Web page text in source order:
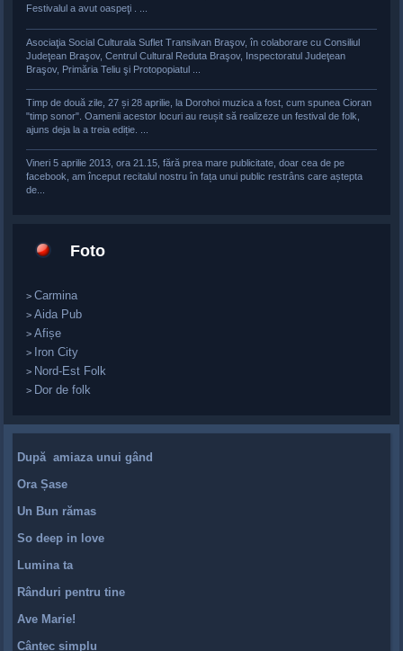
Festivalul a avut oaspeţi . ...
Asociaţia Social Culturala Suflet Transilvan Braşov, în colaborare cu Consiliul
Judeţean Braşov, Centrul Cultural Reduta Braşov, Inspectoratul Judeţean
Braşov, Primăria Teliu şi Protopopiatul ...
Timp de două zile, 27 și 28 aprilie, la Dorohoi muzica a fost, cum spunea Cioran
"timp sonor". Oamenii acestor locuri au reușit să realizeze un festival de folk,
ajuns deja la a treia ediție. ...
Vineri 5 aprilie 2013, ora 21.15, fără prea mare publicitate, doar cea de pe
facebook, am început recitalul nostru în fața unui public restrâns care aștepta
de...
Foto
>Carmina
>Aida Pub
>Afișe
> Iron City
> Nord-Est Folk
> Dor de folk
După amiaza unui gând
Ora Șase
Un Bun rămas
So deep in love
Lumina ta
Rânduri pentru tine
Ave Marie!
Cântec simplu